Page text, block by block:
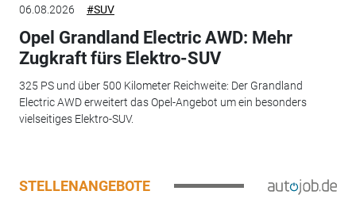
06.08.2026 #SUV
Opel Grandland Electric AWD: Mehr
Zugkraft fürs Elektro-SUV
325 PS und über 500 Kilometer Reichweite: Der Grandland
Electric AWD erweitert das Opel-Angebot um ein besonders
vielseitiges Elektro-SUV.
STELLENANGEBOTE